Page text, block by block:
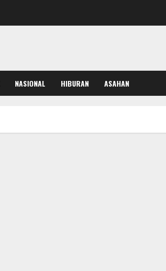
NASIONAL HIBURAN ASAHAN